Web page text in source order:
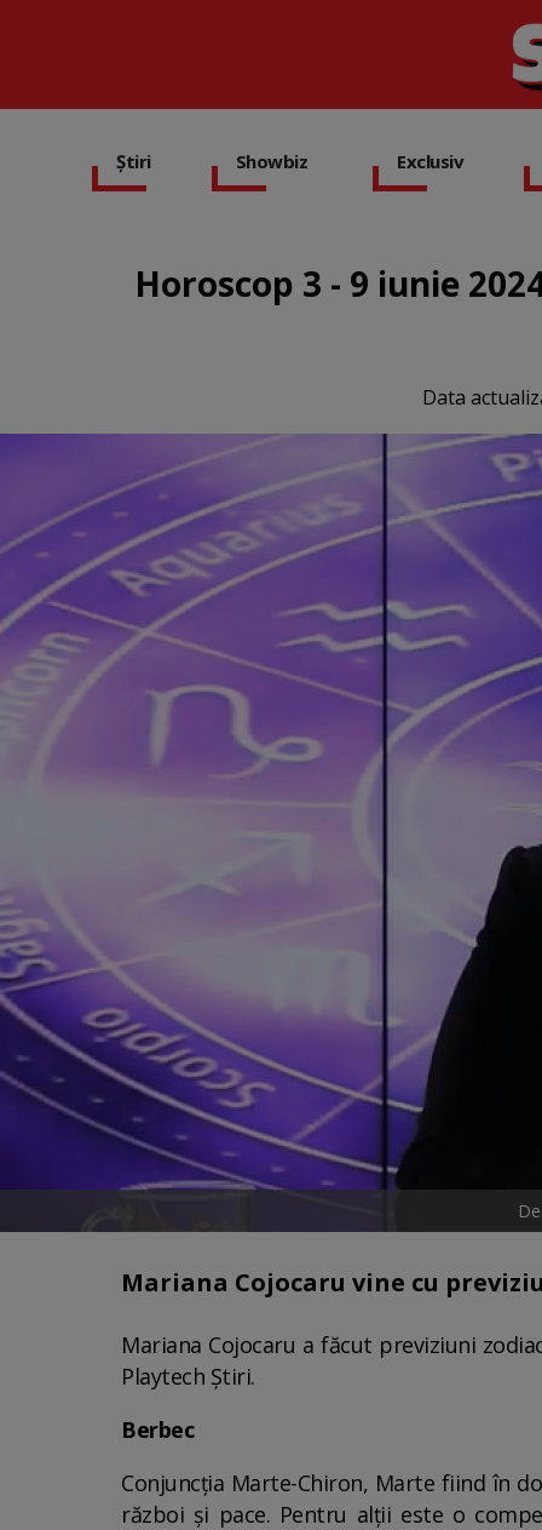
Știri Showbiz Exclusiv
Horoscop 3 - 9 iunie
Data
Mariana Cojocaru vine cu
Mariana Cojocaru a făcut previziuni
Playtech Știri.
Berbec
Conjuncția Marte-Chiron, Marte fiind în
război și pace. Pentru alții este o